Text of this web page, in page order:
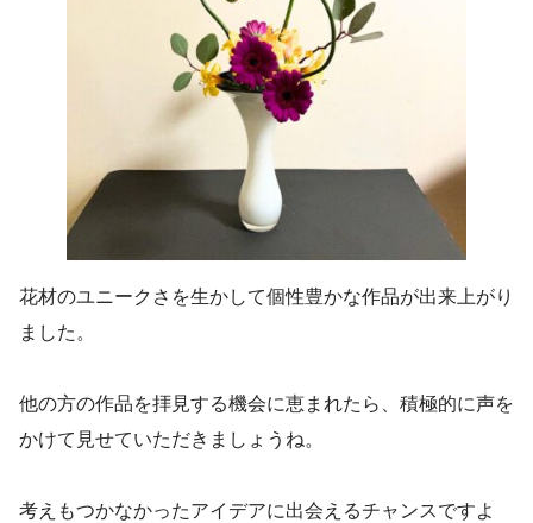
花材のユニークさを生かして個性豊かな作品が出来上がり
ました。
他の方の作品を拝見する機会に恵まれたら、積極的に声を
かけて見せていただきましょうね。
考えもつかなかったアイデアに出会えるチャンスですよ